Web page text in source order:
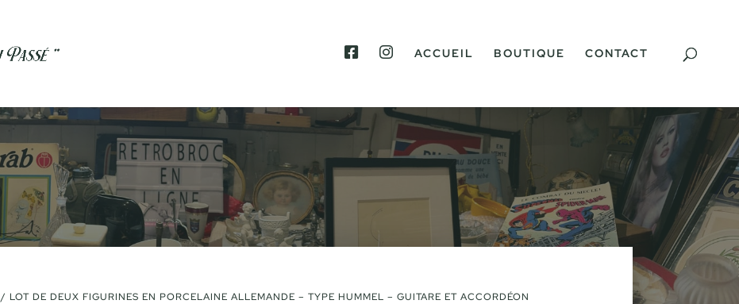
O
K
G
R
A
M
ACCUEIL BOUTIQUE CONTACT
/ LOT DE DEUX FIGURINES EN PORCELAINE ALLEMANDE – TYPE HUMMEL – GUITARE ET ACCORDÉON